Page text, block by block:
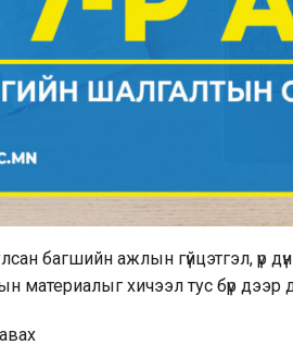
багшийн ажлын гүйцэтгэл, үр
материалыг хичээл тус бүр дээр